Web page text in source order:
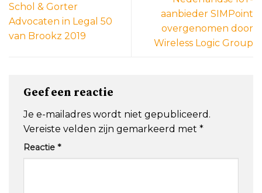
Schol & Gorter
Advocaten in Legal 50
van Brookz 2019
aanbieder SIMPoint
overgenomen door
Wireless Logic Group
Geef een reactie
Je e-mailadres wordt niet gepubliceerd.
Vereiste velden zijn gemarkeerd met *
Reactie *